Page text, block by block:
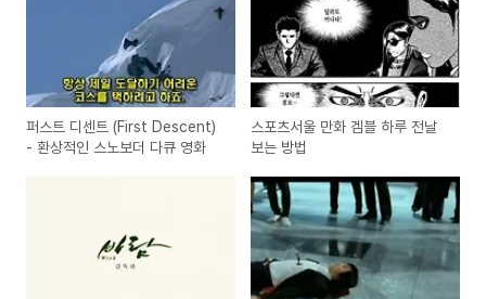
퍼스트 디센트 (First Descent)
- 환상적인 스노보더 다큐 영화
스포츠서울 만화 겜블 하루 전날
보는 방법